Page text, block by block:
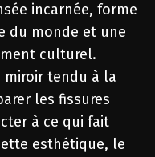
incarnée, forme
du monde et une
culturel.
miroir tendu à la
les fissures
à ce qui fait
esthétique, le